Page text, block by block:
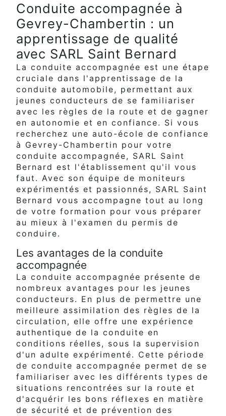
Conduite accompagnée à
Gevrey-Chambertin : un
apprentissage de qualité
avec SARL Saint Bernard
La conduite accompagnée est une étape
cruciale dans l'apprentissage de la
conduite automobile, permettant aux
jeunes conducteurs de se familiariser
avec les règles de la route et de gagner
en autonomie et en confiance. Si vous
recherchez une auto-école de confiance
à Gevrey-Chambertin pour votre
conduite accompagnée, SARL Saint
Bernard est l'établissement qu'il vous
faut. Avec son équipe de moniteurs
expérimentés et passionnés, SARL Saint
Bernard vous accompagne tout au long
de votre formation pour vous préparer
au mieux à l'examen du permis de
conduire.
Les avantages de la conduite
accompagnée
La conduite accompagnée présente de
nombreux avantages pour les jeunes
conducteurs. En plus de permettre une
meilleure assimilation des règles de la
circulation, elle offre une expérience
authentique de la conduite en
conditions réelles, sous la supervision
d'un adulte expérimenté. Cette période
de conduite accompagnée permet de se
familiariser avec les différents types de
situations rencontrées sur la route et
d'acquérir les bons réflexes en matière
de sécurité et de prévention des